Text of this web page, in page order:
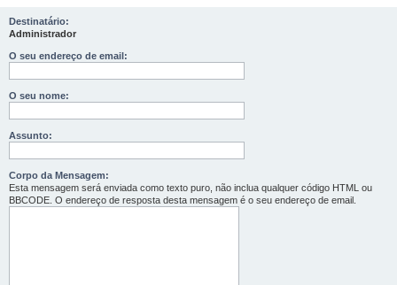
Destinatário:
Administrador
O seu endereço de email:
O seu nome:
Assunto:
Corpo da Mensagem:
Esta mensagem será enviada como texto puro, não inclua qualquer código HTML ou
BBCODE. O endereço de resposta desta mensagem é o seu endereço de email.